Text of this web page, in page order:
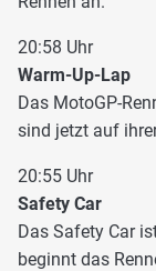
20:58 Uhr
Warm-Up-Lap
Das MotoGP-
sind jetzt auf
20:55 Uhr
Safety Car
Das Safety Car
beginnt das